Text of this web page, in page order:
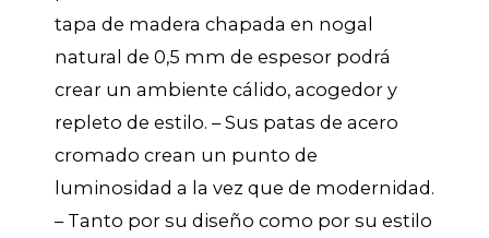
tapa de madera chapada en nogal
natural de 0,5 mm de espesor podrá
crear un ambiente cálido, acogedor y
repleto de estilo. – Sus patas de acero
cromado crean un punto de
luminosidad a la vez que de modernidad.
– Tanto por su diseño como por su estilo